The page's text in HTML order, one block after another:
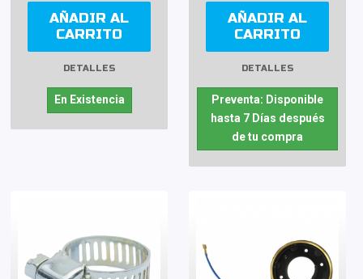
AÑADIR AL
CARRITO
DETALLES
En Existencia
AÑADIR AL
CARRITO
DETALLES
Preventa: Disponible
hasta 7 Días después
de tu compra